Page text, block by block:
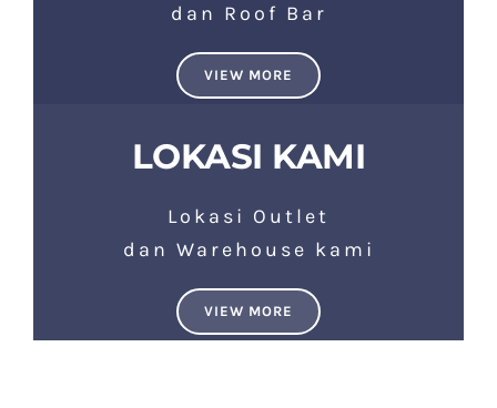
dan Roof Bar
VIEW MORE
LOKASI KAMI
Lokasi Outlet
dan Warehouse kami
VIEW MORE